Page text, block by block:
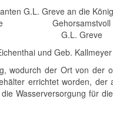
G.L. Greve an die
Gehorsamstvoll
G.L. Greve
und Geb.
wodurch der Ort von der
errichtet worden,
Wasserversorgung für